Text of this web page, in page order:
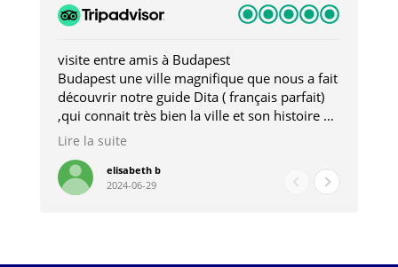
visite entre amis à Budapest
Budapest une ville magnifique que nous a fait
découvrir notre guide Dita ( français parfait)
,qui connait très bien la ville et son histoire et
qui nous a permis d'accéder à des lieux
pour les restaurants . A la fin de notre séjour
nous étions plus avec une amie qu' une guide
Lire la suite
elisabeth b
2024-06-29